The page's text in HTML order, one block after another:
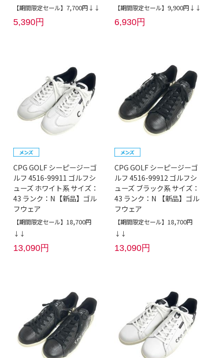
【期間限定セール】7,700円↓↓
5,390円
【期間限定セール】9,900円↓↓
6,930円
CPG GOLF シーピージーゴ
ルフ 4516-99911 ゴルフシ
ューズ ホワイト系 サイズ：
43 ランク：N【新品】ゴル
フウェア
【期間限定セール】18,700円
↓↓
13,090円
CPG GOLF シーピージーゴ
ルフ 4516-99912 ゴルフシ
ューズ ブラック系 サイズ：
43 ランク：N 【新品】ゴル
フウェア
【期間限定セール】18,700円
↓↓
13,090円